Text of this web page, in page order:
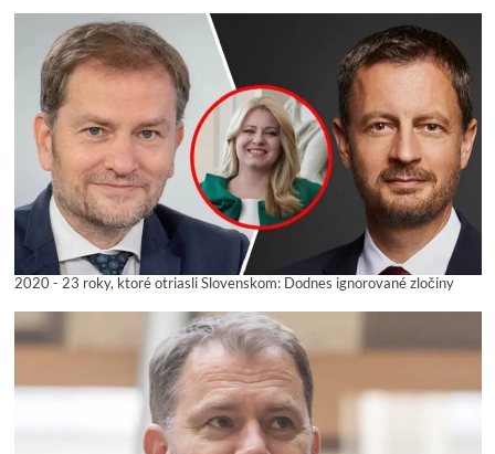
2020 - 23 roky, ktoré otriasli Slovenskom: Dodnes ignorované zločiny